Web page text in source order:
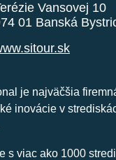
Vansovej 10
01 Banská
je najväčšia
inovácie v
s viac ako 1000